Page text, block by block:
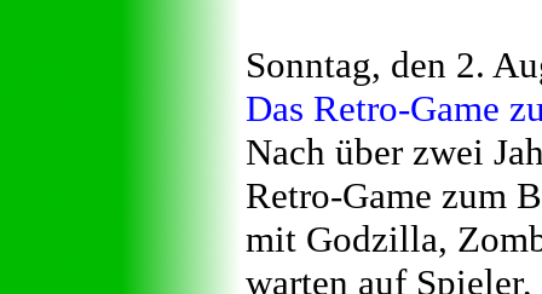
Sonntag, den 2.
Das Retro-Game
Nach über zwei
Retro-Game zum
mit Godzilla,
warten auf